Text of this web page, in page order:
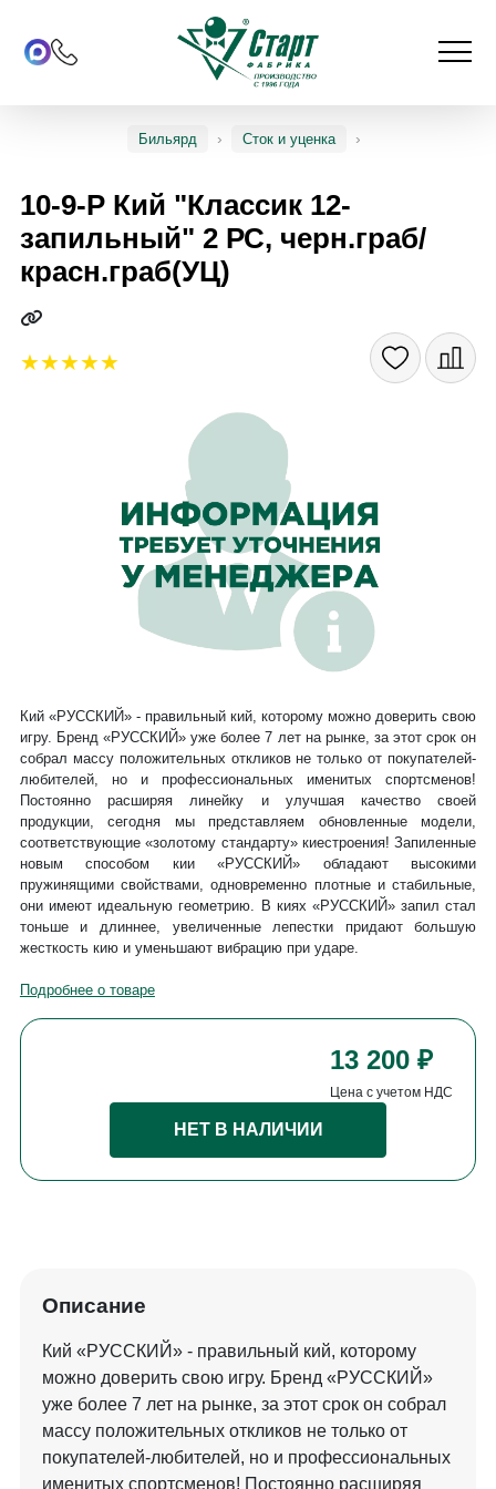
Бильярд Сток и уценка
10-9-Р Кий "Классик 12-
запильный" 2 РС, черн.граб/
красн.граб(УЦ)
13 200 ₽
Цена с учетом НДС
НЕТ В НАЛИЧИИ
Кий «РУССКИЙ» - правильный кий, которому можно доверить свою
игру. Бренд «РУССКИЙ» уже более 7 лет на рынке, за этот срок он
собрал массу положительных откликов не только от покупателей-
любителей, но и профессиональных именитых спортсменов!
Постоянно расширяя линейку и улучшая качество своей
продукции, сегодня мы представляем обновленные модели,
соответствующие «золотому стандарту» киестроения! Запиленные
новым способом кии «РУССКИЙ» обладают высокими
пружинящими свойствами, одновременно плотные и стабильные,
они имеют идеальную геометрию. В киях «РУССКИЙ» запил стал
тоньше и длиннее, увеличенные лепестки придают большую
жесткость кию и уменьшают вибрацию при ударе.
Подробнее о товаре
Описание
Кий «РУССКИЙ» - правильный кий, которому
можно доверить свою игру. Бренд «РУССКИЙ»
уже более 7 лет на рынке, за этот срок он собрал
массу положительных откликов не только от
покупателей-любителей, но и профессиональных
именитых спортсменов! Постоянно расширяя